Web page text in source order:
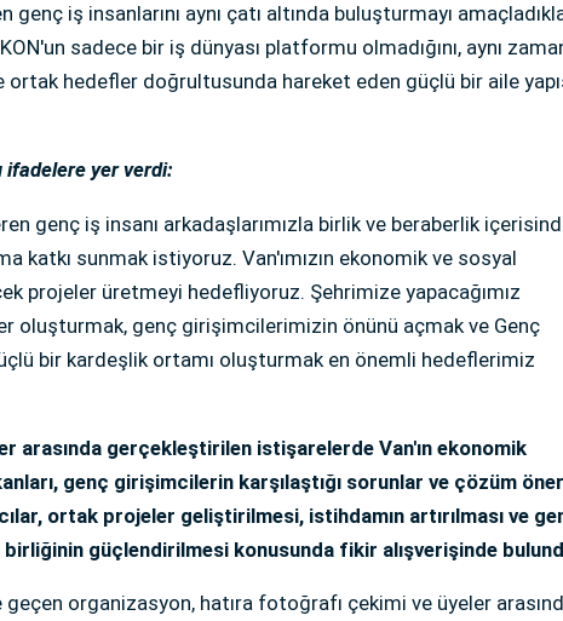
iş insanlarını aynı çatı altında buluşturmayı
sadece bir iş dünyası platformu olmadığını, aynı
ortak hedefler doğrultusunda hareket eden güçlü bir aile
ifadelere yer verdi:
genç iş insanı arkadaşlarımızla birlik ve beraberlik
katkı sunmak istiyoruz. Van'ımızın ekonomik ve sosyal
projeler üretmeyi hedefliyoruz. Şehrimize yapacağımız
oluşturmak, genç girişimcilerimizin önünü açmak ve Genç
bir kardeşlik ortamı oluşturmak en önemli hedeflerimiz
arasında gerçekleştirilen istişarelerde Van'ın ekonomik
genç girişimcilerin karşılaştığı sorunlar ve çözüm
ortak projeler geliştirilmesi, istihdamın artırılması ve
güçlendirilmesi konusunda fikir alışverişinde
organizasyon, hatıra fotoğrafı çekimi ve üyeler